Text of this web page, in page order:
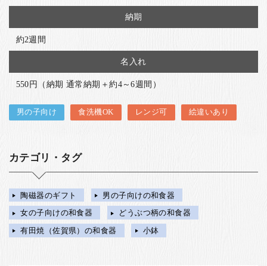
納期
約2週間
名入れ
550円（納期 通常納期＋約4～6週間）
男の子向け 食洗機OK レンジ可 絵違いあり
カテゴリ・タグ
陶磁器のギフト
男の子向けの和食器
女の子向けの和食器
どうぶつ柄の和食器
有田焼（佐賀県）の和食器
小鉢